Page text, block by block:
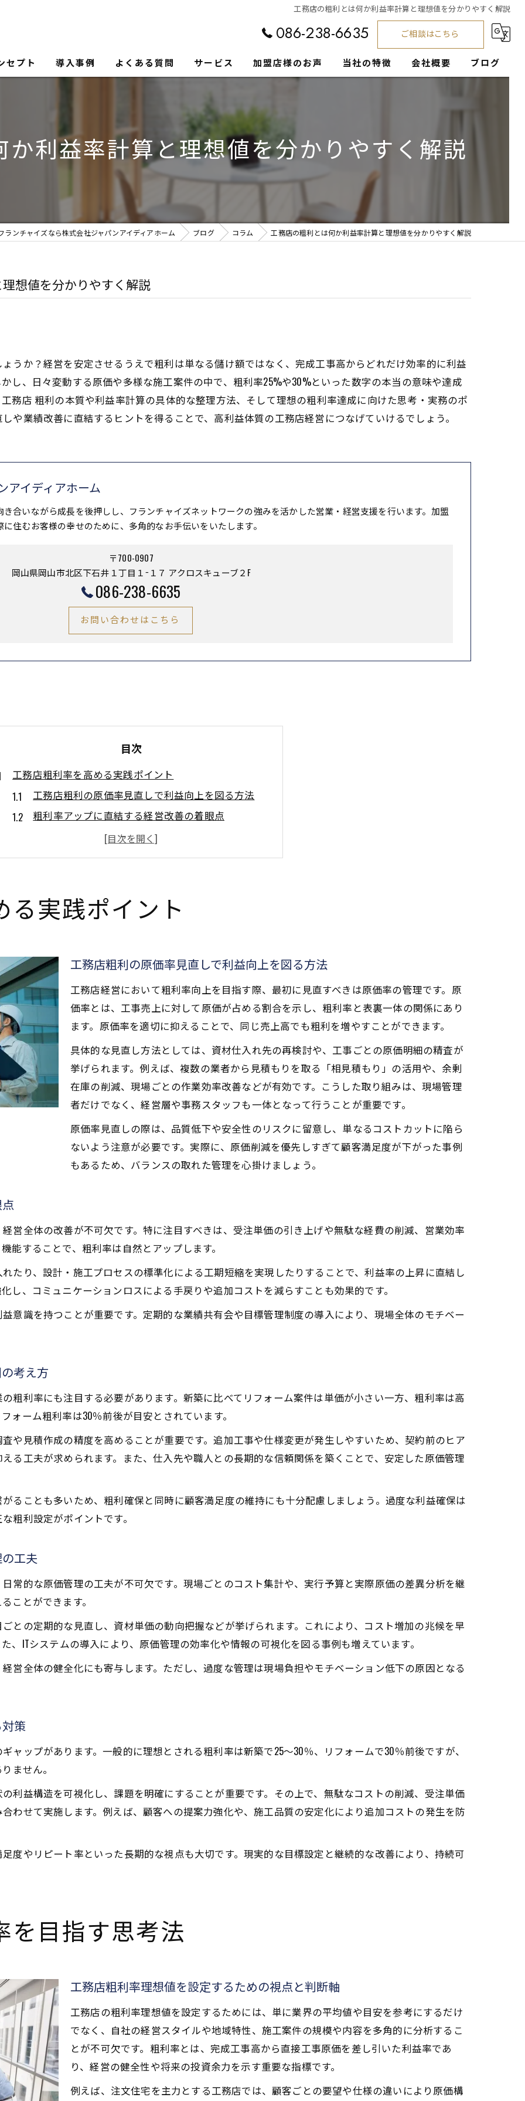
工務店の粗利とは何か利益率計算と理想値を分かりやすく解説
086-238-6635 ご相談はこちら
セプト 導入事例 よくある質問 サービス 加盟店様のお声 当社の特徴
経営サポート
注文住宅
営業
会社概要 ブログ
利益率計算と理想値を分かりやすく解説
ランチャイズなら株式会社ジャパンアイディアホーム ブログ コラム 工務店の粗利とは何か利益率計算と理想値を分かりやすく解説
想値を分かりやすく解説
うか？経営を安定させるうえで粗利は単なる儲け額ではなく、完成工事高からどれだけ効率的に利益
し、日々変動する原価や多様な施工案件の中で、粗利率25%や30%といった数字の本当の意味や達成
務店 粗利の本質や利益率計算の具体的な整理方法、そして理想の粗利率達成に向けた思考・実務のポ
や業績改善に直結するヒントを得ることで、高利益体質の工務店経営につなげていけるでしょう。
アイディアホーム
合いながら成長を後押しし、フランチャイズネットワークの強みを活かした営業・経営支援を行います。加盟
住むお客様の幸せのために、多角的なお手伝いをいたします。
〒700-0907
岡山県岡山市北区下石井１丁目１−１７ アクロスキューブ２F
086-238-6635
お問い合わせはこちら
目次
工務店粗利率を高める実践ポイント
工務店粗利の原価率見直しで利益向上を図る方法
粗利率アップに直結する経営改善の着眼点
リフォーム利益率も意識した工務店粗利の考え方
工務店利益率維持に欠かせない原価管理の工夫
理想の工務店粗利率を目指す思考法
工務店粗利率理想値を設定するための視点と判断軸
粗利率30％を目指す工務店経営の目標設定術
工務店利益上乗せと粗利バランスの最適化思考
粗利理想値を追求するために知るべき業界相場
粗利とは何か建設業の基礎から解説
工務店粗利の定義と利益率計算の基本ポイント
建設業における粗利率と原価率の関係を理解する
工務店粗利と純利益率の違いを明確に解説
粗利率が経営に与える影響とその重要性
工務店粗利率を知ることで分かる経営の強み
粗利率25%超を目指す工務店経営戦略
工務店粗利25％超を達成する原価管理の工夫
工務店粗利を高める利益構造の最適化方法
建築粗利率を安定させる受注体制の整え方
実務で使える工務店粗利の計算方法
工務店粗利率を簡単に算出する実践的手法
1000万円工事で粗利を正確に計算するコツ
リフォーム工事の粗利率算出に役立つ方法
利益構造から見る粗利率改善のヒント
工務店粗利構造を分析し利益率を上げる視点
工務店粗利率と原価率のベストバランスを探る
リフォーム利益率向上に役立つ粗利分析法
る実践ポイント
工務店粗利の原価率見直しで利益向上を図る方法
工務店経営において粗利率向上を目指す際、最初に見直すべきは原価率の管理です。原
価率とは、工事売上に対して原価が占める割合を示し、粗利率と表裏一体の関係にあり
ます。原価率を適切に抑えることで、同じ売上高でも粗利を増やすことができます。
具体的な見直し方法としては、資材仕入れ先の再検討や、工事ごとの原価明細の精査が
挙げられます。例えば、複数の業者から見積もりを取る「相見積もり」の活用や、余剰
在庫の削減、現場ごとの作業効率改善などが有効です。こうした取り組みは、現場管理
者だけでなく、経営層や事務スタッフも一体となって行うことが重要です。
原価率見直しの際は、品質低下や安全性のリスクに留意し、単なるコストカットに陥ら
ないよう注意が必要です。実際に、原価削減を優先しすぎて顧客満足度が下がった事例
もあるため、バランスの取れた管理を心掛けましょう。
営全体の改善が不可欠です。特に注目すべきは、受注単価の引き上げや無駄な経費の削減、営業効率
能することで、粗利率は自然とアップします。
たり、設計・施工プロセスの標準化による工期短縮を実現したりすることで、利益率の上昇に直結し
し、コミュニケーションロスによる手戻りや追加コストを減らすことも効果的です。
意識を持つことが重要です。定期的な業績共有会や目標管理制度の導入により、現場全体のモチベー
考え方
粗利率にも注目する必要があります。新築に比べてリフォーム案件は単価が小さい一方、粗利率は高
ォーム粗利率は30％前後が目安とされています。
や見積作成の精度を高めることが重要です。追加工事や仕様変更が発生しやすいため、契約前のヒア
る工夫が求められます。また、仕入先や職人との長期的な信頼関係を築くことで、安定した原価管理
ることも多いため、粗利確保と同時に顧客満足度の維持にも十分配慮しましょう。過度な利益確保は
粗利設定がポイントです。
工夫
常的な原価管理の工夫が不可欠です。現場ごとのコスト集計や、実行予算と実際原価の差異分析を継
ことができます。
との定期的な見直し、資材単価の動向把握などが挙げられます。これにより、コスト増加の兆候を早
、ITシステムの導入により、原価管理の効率化や情報の可視化を図る事例も増えています。
営全体の健全化にも寄与します。ただし、過度な管理は現場負担やモチベーション低下の原因となる
策
ャップがあります。一般的に理想とされる粗利率は新築で25〜30％、リフォームで30％前後ですが、
ません。
利益構造を可視化し、課題を明確にすることが重要です。その上で、無駄なコストの削減、受注単価
わせて実施します。例えば、顧客への提案力強化や、施工品質の安定化により追加コストの発生を防
度やリピート率といった長期的な視点も大切です。現実的な目標設定と継続的な改善により、持続可
を目指す思考法
工務店粗利率理想値を設定するための視点と判断軸
工務店の粗利率理想値を設定するためには、単に業界の平均値や目安を参考にするだけ
でなく、自社の経営スタイルや地域特性、施工案件の規模や内容を多角的に分析するこ
とが不可欠です。粗利率とは、完成工事高から直接工事原価を差し引いた利益率であ
り、経営の健全性や将来の投資余力を示す重要な指標です。
例えば、注文住宅を主力とする工務店では、顧客ごとの要望や仕様の違いにより原価構